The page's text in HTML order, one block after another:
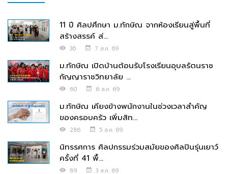
11 ปี ศิลปศึกษา ม.ทักษิณ จากห้องเรียนสู่พื้นที่
สร้างสรรค์ ส่...
36 7 ส.ค. 69
ม.ทักษิณ เปิดบ้านต้อนรับโรงเรียนอุบลรัตนราช
กัญญาราชวิทยาลัย ...
60 6 ส.ค. 69
ม.ทักษิณ เคียงข้างพนักงานในช่วงเวลาสำคัญ
ของครอบครัว เพิ่มสิท...
286 5 ส.ค. 69
นิทรรศการ ศิลปกรรมร่วมสมัยของศิลปินรุ่นเยาว์
ครั้งที่ 41 พื้...
89 3 ส.ค. 69